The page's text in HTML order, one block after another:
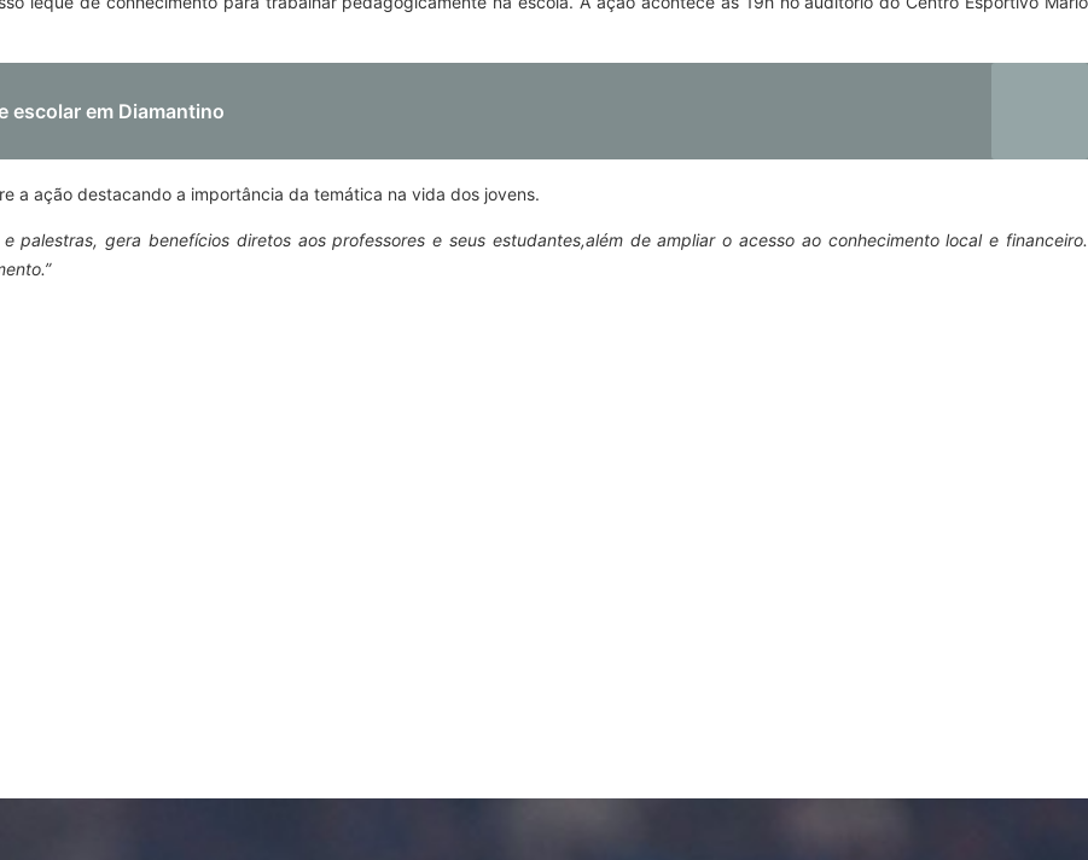
escolar em Diamantino
a ação destacando a importância da temática na vida dos jovens.
palestras, gera benefícios diretos aos professores e seus estudantes,além de ampliar o acesso ao conhecimento local e financeiro.